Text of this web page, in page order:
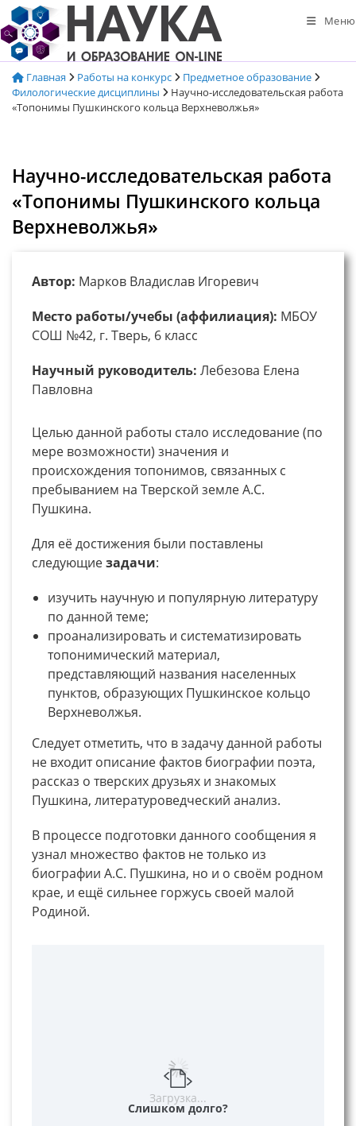
Перейти
к
содержимому
Меню
Главная Работы на конкурс
Предметное образование
Филологические дисциплины
Научно-исследовательская работа
«Топонимы Пушкинского кольца Верхневолжья»
Научно-исследовательская работа
«Топонимы Пушкинского кольца
Верхневолжья»
Автор: Марков Владислав Игоревич
Место работы/учебы (аффилиация): МБОУ
СОШ №42, г. Тверь, 6 класс
Научный руководитель: Лебезова Елена
Павловна
Целью данной работы стало исследование (по
мере возможности) значения и
происхождения топонимов, связанных с
пребыванием на Тверской земле А.С.
Пушкина.
Для её достижения были поставлены
следующиезадачи:
изучить научную и популярную литературу
по данной теме;
проанализировать и систематизировать
топонимический материал,
представляющий названия населенных
пунктов, образующих Пушкинское кольцо
Верхневолжья.
Следует отметить, что в задачу данной работы
не входит описание фактов биографии поэта,
рассказ о тверских друзьях и знакомых
Пушкина, литературоведческий анализ.
В процессе подготовки данного сообщения я
узнал множество фактов не только из
биографии А.С. Пушкина, но и о своём родном
крае, и ещё сильнее горжусь своей малой
Родиной.
Загрузка...
Слишком долго?